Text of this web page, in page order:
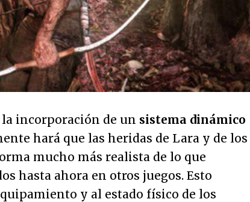
incorporación de un sistema dinámico
hará que las heridas de Lara y de los
mucho más realista de lo que
hasta ahora en otros juegos. Esto
y al estado físico de los